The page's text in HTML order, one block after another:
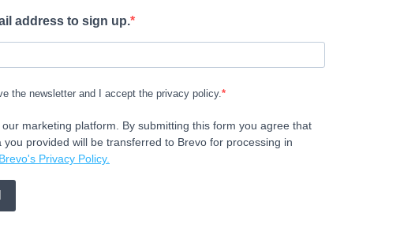
address to sign up.
the newsletter and I accept the privacy policy.
marketing platform. By submitting this form you agree that
you provided will be transferred to Brevo for processing in
Brevo's Privacy Policy.